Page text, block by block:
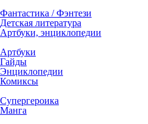
Фантастика / Фэнтези
Детская литература
Артбуки, энциклопедии
Артбуки
Гайды
Энциклопедии
Комиксы
Супергероика
Манга